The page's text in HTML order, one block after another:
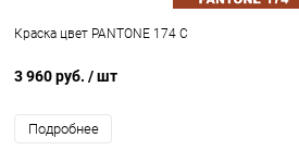
Краска цвет PANTONE 174 C
3 960 руб. / шт
Подробнее